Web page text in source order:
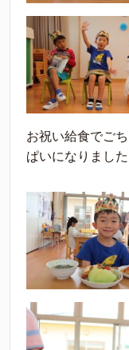
お祝い給食でご
ぱいになりました